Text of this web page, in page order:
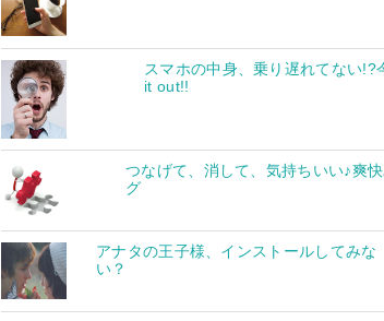
スマホの中身、乗り遅れてない
it out!!
つなげて、消して、気持ちいい♪爽
グ
アナタの王子様、インストールしてみな
い？